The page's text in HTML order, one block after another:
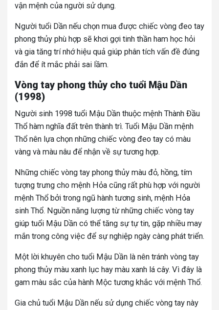
vận mệnh của người sử dụng.
Người tuổi Dần nếu chọn mua được chiếc vòng đeo tay
phong thủy phù hợp sẽ khơi gợi tinh thần ham học hỏi
và gia tăng trí nhớ hiệu quả giúp phân tích vấn đề đúng
đắn để ít mắc phải sai lầm.
Vòng tay phong thủy cho tuổi Mậu Dần
(1998)
Người sinh 1998 tuổi Mậu Dần thuộc mệnh Thành Đầu
Thổ hàm nghĩa đất trên thành trì. Tuổi Mậu Dần mệnh
Thổ nên lựa chọn những chiếc vòng đeo tay có màu
vàng và màu nâu để nhận về sự tương hợp.
Những chiếc vòng tay phong thủy màu đỏ, hồng, tím
tượng trưng cho mệnh Hỏa cũng rất phù hợp với người
mệnh Thổ bởi trong ngũ hành tương sinh, mệnh Hỏa
sinh Thổ. Nguồn năng lượng từ những chiếc vòng tay
giúp tuổi Mậu Dần có thể tăng sự tự tin, gặp nhiều may
mắn trong công việc để sự nghiệp ngày càng phát triển.
Một lời khuyên cho tuổi Mậu Dần là nên tránh vòng tay
phong thủy màu xanh lục hay màu xanh lá cây. Vì đây là
gam màu sắc của hành Mộc tương khắc với mệnh Thổ.
Gia chủ tuổi Mậu Dần nếu sử dụng chiếc vòng tay này